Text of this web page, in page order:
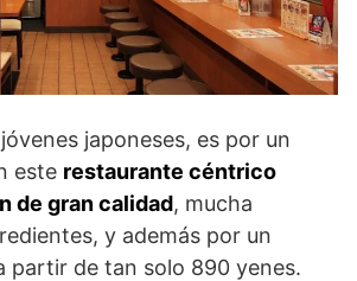
japoneses, es por un
este restaurante céntrico
de gran calidad, mucha
y además por un
partir de tan solo 890 yenes.